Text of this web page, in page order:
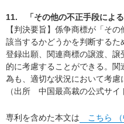
11. 「その他の不正手段によ
【判決要旨】係争商標が「そ
該当するかどうかを判断する
登録出願、関連商標の譲渡、
的に考慮することができる。
為も、適切な状況において考慮
（出所 中国最高裁の公式サイ
専利を含めた本文は こちら （